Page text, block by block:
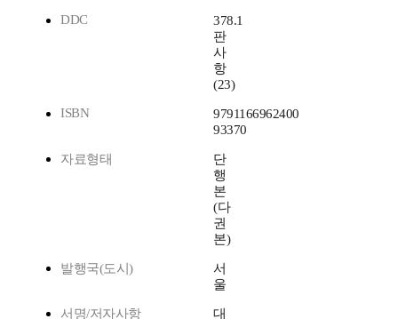
DDC
378.1
판
사
항
(23)
ISBN
9791166962400
93370
자료형태
단
행
본
(다
권
본)
발행국(도시)
서
울
서명/저자사항 대